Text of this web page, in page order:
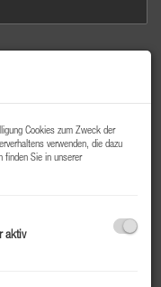
Cookies zum Zweck der
verwenden, die dazu
finden Sie in unserer
aktiv